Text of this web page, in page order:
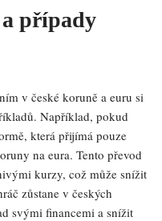
případy
v české koruně a euru si
Například, pokud
která přijímá pouze
na eura. Tento převod
kurzy, což může snížit
zůstane v českých
svými financemi a snížit